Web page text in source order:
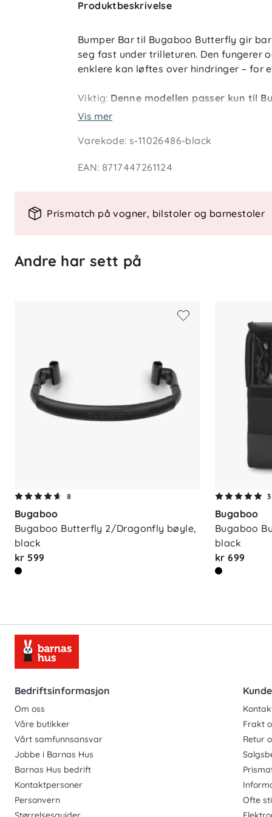
Produktbeskrivelse
Bumper Bar til Bugaboo Butterfly gir
seg fast under trilleturen. Den fungerer
enklere kan løftes over hindringer – for
Viktig: Denne modellen passer kun til
med Butterfly 2
Kompatibilitet:
Enkel å ta av og på
Vis mer
Varekode:s-11026486-black
EAN: 8717447261124
Prismatch på vogner, bilstoler og barnestoler
Andre har sett på
8
Bugaboo
Bugaboo Butterfly 2/Dragonfly bøyle,
black
kr 599
3
Bugaboo
Bugaboo
black
kr 699
Bedriftsinformasjon
Om oss
Våre butikker
Vårt samfunnsansvar
Jobbe i Barnas Hus
Barnas Hus bedrift
Kontaktpersoner
Personvern
Frakt
Retur
Ofte